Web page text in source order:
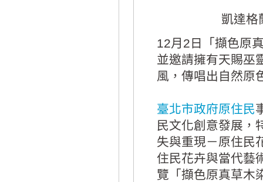
凱達格
12月2日「擷色原
並邀請擁有天賜巫
風，傳唱出自然原
臺北市政府原住民
民文化創意發展，
失與重現－原住民
住民花卉與當代藝
覽「擷色原真草木